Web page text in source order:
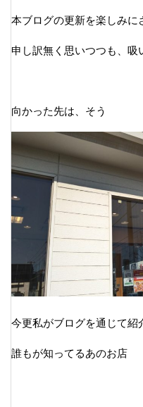
本ブログの更新を楽しみに
申し訳無く思いつつも、
向かった先は、そう
今更私がブログを通じて紹
誰もが知ってるあのお店